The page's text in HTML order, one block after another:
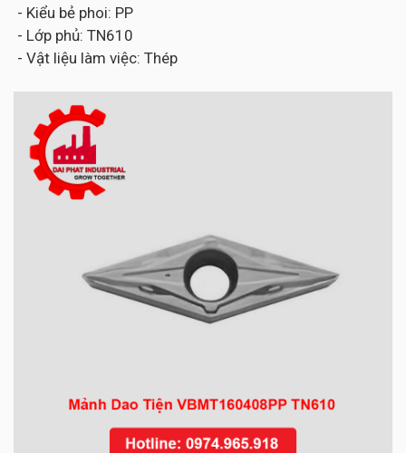
- Kiểu bẻ phoi: PP
- Lớp phủ: TN610
- Vật liệu làm việc: Thép